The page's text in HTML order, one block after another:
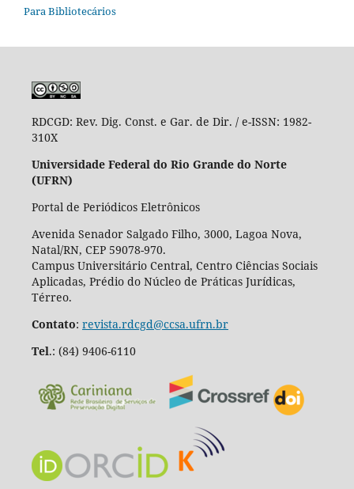
Para Bibliotecários
RDCGD: Rev. Dig. Const. e Gar. de Dir. / e-ISSN: 1982-
310X
Universidade Federal do Rio Grande do Norte
(UFRN)
Portal de Periódicos Eletrônicos
Avenida Senador Salgado Filho, 3000, Lagoa Nova,
Natal/RN, CEP 59078-970.
Campus Universitário Central, Centro Ciências Sociais
Aplicadas, Prédio do Núcleo de Práticas Jurídicas,
Térreo.
Contato: revista.rdcgd@ccsa.ufrn.br
Tel.: (84) 9406-6110